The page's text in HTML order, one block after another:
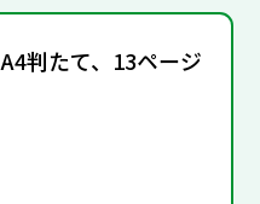
A4判たて、13ページ